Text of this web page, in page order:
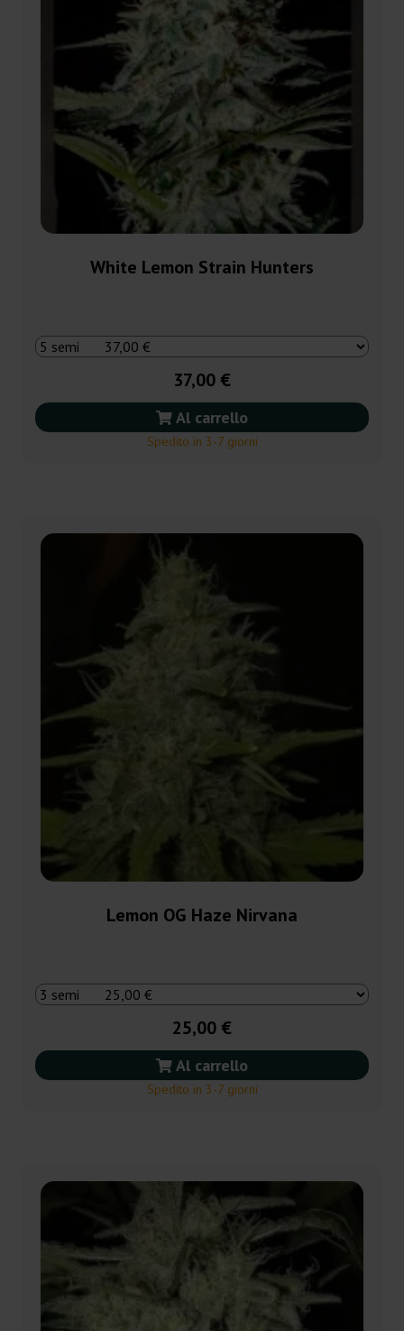
White Lemon Strain Hunters
37,00 €
Al carrello
Spedito in 3-7 giorni
Lemon OG Haze Nirvana
25,00 €
Al carrello
Spedito in 3-7 giorni